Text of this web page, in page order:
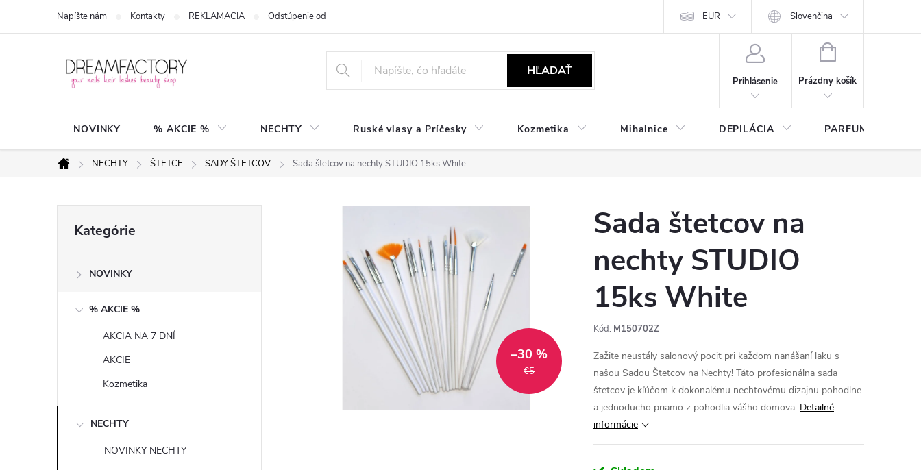
Napíšte nám Kontakty REKLAMACIA Odstúpenie od zmluvy Podmienky ochrany osobných údajov EUR Slovenčina
HĽADAŤ
Prihlásenie
NÁKUPNÝ
Prázdny košík
NOVINKY % AKCIE % NECHTY Ruské vlasy a Príčesky Kozmetika Mihalnice DEPILÁCIA PARFUMY
Domov
NECHTY ŠTETCE SADY ŠTETCOV Sada štetcov na nechty STUDIO 15ks White
kategórie
Kategórie
NOVINKY
% AKCIE %
AKCIA NA 7 DNÍ
AKCIE
Kozmetika
NECHTY
NOVINKY NECHTY
€5
–30 %
Sada štetcov na
nechty STUDIO
15ks White
Kód: M150702Z
Zažite neustály salonový pocit pri každom nanášaní laku s
našou Sadou Štetcov na Nechty! Táto profesionálna sada
štetcov je kľúčom k dokonalému nechtovému dizajnu pohodlne
a jednoducho priamo z pohodlia vášho domova. Detailné
informácie